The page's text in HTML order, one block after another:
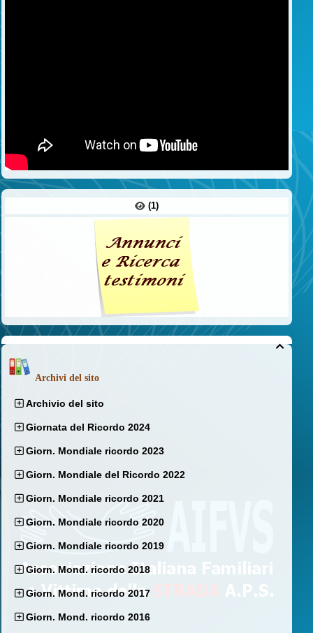
(1)

Archivi del sito
Archivio del sito
Giornata del Ricordo 2024
Giorn. Mondiale ricordo 2023
Giorn. Mondiale del Ricordo 2022
Giorn. Mondiale ricordo 2021
Giorn. Mondiale ricordo 2020
Giorn. Mondiale ricordo 2019
Giorn. Mond. ricordo 2018
Giorn. Mond. ricordo 2017
Giorn. Mond. ricordo 2016